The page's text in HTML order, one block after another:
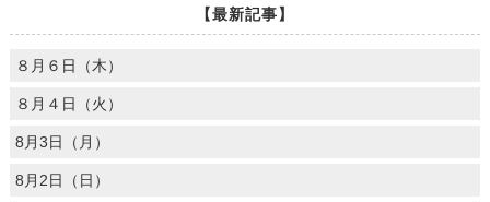
【最新記事】
８月６日（木）
８月４日（火）
8月3日（月）
8月2日（日）